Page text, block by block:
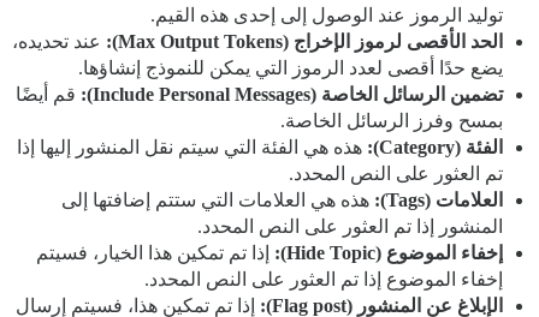
توليد الرموز عند الوصول إلى إحدى هذه القيم.
الحد الأقصى لرموز الإخراج (Max Output Tokens):
عند تحديده،
يضع حدًا أقصى لعدد الرموز التي يمكن للنموذج إنشاؤها.
تضمين الرسائل الخاصة (Include Personal Messages):
قم أيضًا
بمسح وفرز الرسائل الخاصة.
الفئة (Category):
هذه هي الفئة التي سيتم نقل المنشور إليها إذا
تم العثور على النص المحدد.
العلامات (Tags):
هذه هي العلامات التي ستتم إضافتها إلى
المنشور إذا تم العثور على النص المحدد.
إخفاء الموضوع (Hide Topic):
إذا تم تمكين هذا الخيار، فسيتم
إخفاء الموضوع إذا تم العثور على النص المحدد.
الإبلاغ عن المنشور (Flag post):
إذا تم تمكين هذا، فسيتم إرسال